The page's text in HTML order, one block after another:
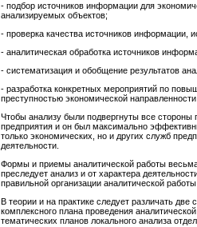
- подбор источников информации для
анализируемых объектов;
- проверка качества источников информации,
- аналитическая обработка источников
- систематизация и обобщение результатов
- разработка конкретных мероприятий по
преступностью экономической
Чтобы анализу были подвергнуты все стороны
предприятия и он был максимально
только экономических, но и других служб
деятельности.
Формы и приемы аналитической работы
преследует анализ и от характера
правильной организации аналитической
В теории и на практике следует различать
комплексного плана проведения
тематических планов локального анализа